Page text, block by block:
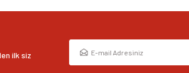
ilk siz